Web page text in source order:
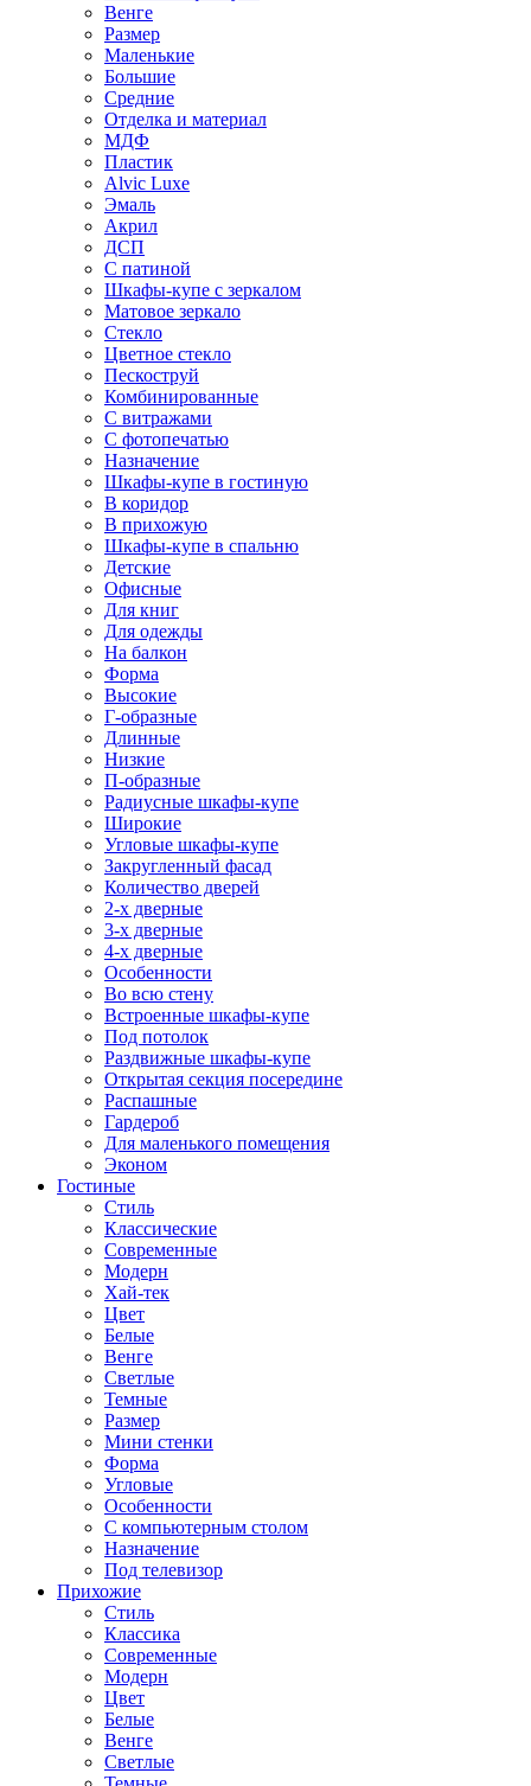
Венге
Размер
Маленькие
Большие
Средние
Отделка и материал
МДФ
Пластик
Alvic Luxe
Эмаль
Акрил
ДСП
С патиной
Шкафы-купе с зеркалом
Матовое зеркало
Стекло
Цветное стекло
Пескоструй
Комбинированные
С витражами
С фотопечатью
Назначение
Шкафы-купе в гостиную
В коридор
В прихожую
Шкафы-купе в спальню
Детские
Офисные
Для книг
Для одежды
На балкон
Форма
Высокие
Г-образные
Длинные
Низкие
П-образные
Радиусные шкафы-купе
Широкие
Угловые шкафы-купе
Закругленный фасад
Количество дверей
2-х дверные
3-х дверные
4-х дверные
Особенности
Во всю стену
Встроенные шкафы-купе
Под потолок
Раздвижные шкафы-купе
Открытая секция посередине
Распашные
Гардероб
Для маленького помещения
Эконом
Гостиные
Стиль
Классические
Современные
Модерн
Хай-тек
Цвет
Белые
Венге
Светлые
Темные
Размер
Мини стенки
Форма
Угловые
Особенности
С компьютерным столом
Назначение
Под телевизор
Прихожие
Стиль
Классика
Современные
Модерн
Цвет
Белые
Венге
Светлые